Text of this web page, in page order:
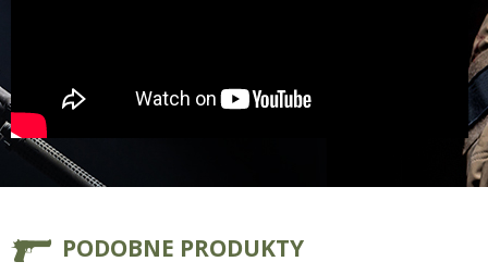
PODOBNE PRODUKTY